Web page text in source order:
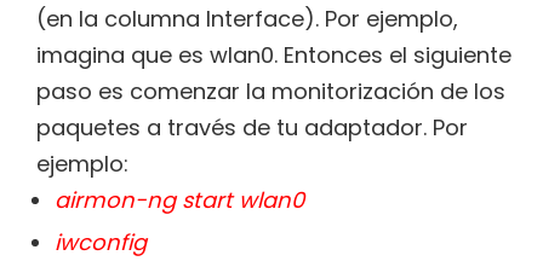
(en la columna Interface). Por ejemplo,
imagina que es wlan0. Entonces el siguiente
paso es comenzar la monitorización de los
paquetes a través de tu adaptador. Por
ejemplo:
airmon-ng start wlan0
iwconfig